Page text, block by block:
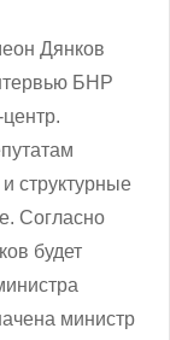
Дянков
БНР
структурные
Согласно
будет
министр